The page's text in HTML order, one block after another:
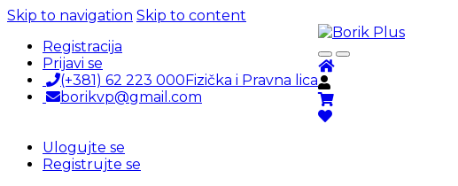
Skip to navigation Skip to content
Registracija
Prijavi se
(+381) 62 223 000Fizička i Pravna lica
borikvp@gmail.com
Ulogujte se
Registrujte se